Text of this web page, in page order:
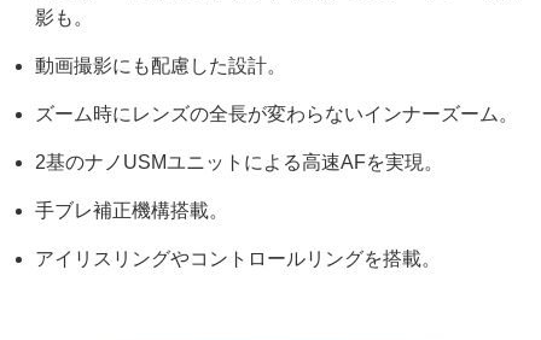
影も。
動画撮影にも配慮した設計。
ズーム時にレンズの全長が変わらないインナーズーム。
2基のナノUSMユニットによる高速AFを実現。
手ブレ補正機構搭載。
アイリスリングやコントロールリングを搭載。